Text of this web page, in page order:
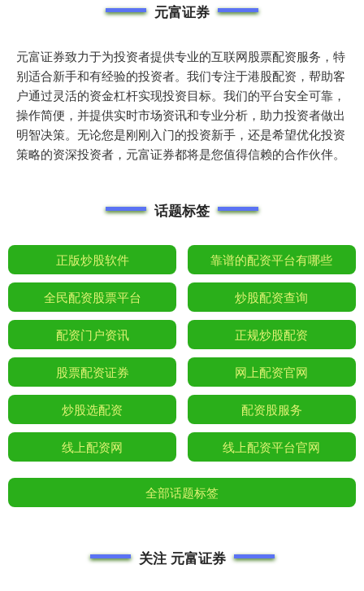
元富证券
元富证券致力于为投资者提供专业的互联网股票配资服务，特
别适合新手和有经验的投资者。我们专注于港股配资，帮助客
户通过灵活的资金杠杆实现投资目标。我们的平台安全可靠，
操作简便，并提供实时市场资讯和专业分析，助力投资者做出
明智决策。无论您是刚刚入门的投资新手，还是希望优化投资
策略的资深投资者，元富证券都将是您值得信赖的合作伙伴。
话题标签
正版炒股软件 靠谱的配资平台有哪些
全民配资股票平台 炒股配资查询
配资门户资讯 正规炒股配资
股票配资证券 网上配资官网
炒股选配资 配资股服务
线上配资网 线上配资平台官网
全部话题标签
关注 元富证券